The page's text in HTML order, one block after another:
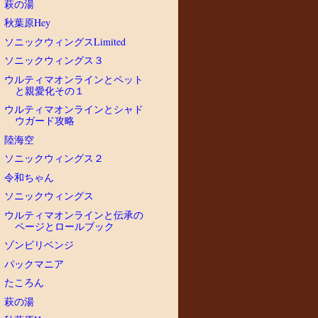
萩の湯
秋葉原Hey
ソニックウィングスLimited
ソニックウィングス３
ウルティマオンラインとペット
と親愛化その１
ウルティマオンラインとシャド
ウガード攻略
陸海空
ソニックウィングス２
令和ちゃん
ソニックウィングス
ウルティマオンラインと伝承の
ページとロールブック
ゾンビリベンジ
パックマニア
たころん
萩の湯